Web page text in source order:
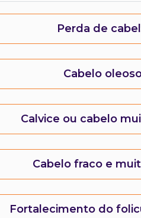
Perda de
Cabelo
Calvice ou cabelo
Cabelo fraco e
Fortalecimento do